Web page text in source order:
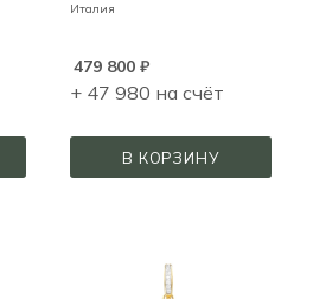
Италия
479 800₽
+ 47 980 на счёт
В КОРЗИНУ